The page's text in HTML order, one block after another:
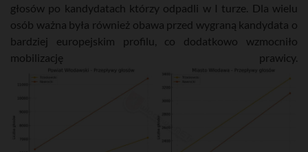
głosów po kandydatach którzy odpadli w I turze. Dla wielu
osób ważna była również obawa przed wygraną kandydata o
bardziej europejskim profilu, co dodatkowo wzmocniło
mobilizację prawicy.